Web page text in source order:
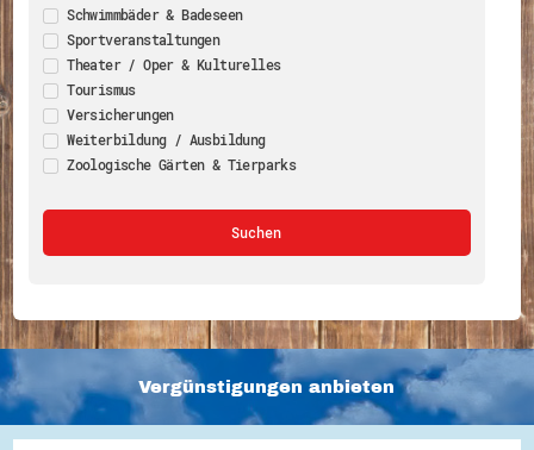
Schwimmbäder & Badeseen
Sportveranstaltungen
Theater / Oper & Kulturelles
Tourismus
Versicherungen
Weiterbildung / Ausbildung
Zoologische Gärten & Tierparks
Vergünstigungen anbieten